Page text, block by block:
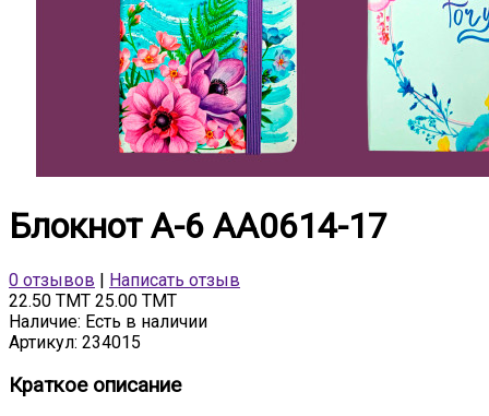
Блокнот А-6 АА0614-17
0 отзывов
Написать отзыв
22.50 TMT 25.00 TMT
Наличие: Есть в наличии
Артикул: 234015
Краткое описание